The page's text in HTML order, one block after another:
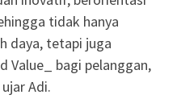
tidak hanya
daya, tetapi juga
Value_ bagi pelanggan,
Adi.